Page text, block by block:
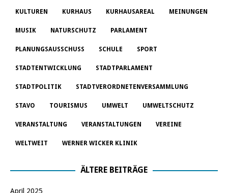
KULTUREN KURHAUS KURHAUSAREAL MEINUNGEN
MUSIK NATURSCHUTZ PARLAMENT
PLANUNGSAUSSCHUSS SCHULE SPORT
STADTENTWICKLUNG STADTPARLAMENT
STADTPOLITIK STADTVERORDNETENVERSAMMLUNG
STAVO TOURISMUS UMWELT UMWELTSCHUTZ
VERANSTALTUNG VERANSTALTUNGEN VEREINE
WELTWEIT WERNER WICKER KLINIK
ÄLTERE BEITRÄGE
April 2025